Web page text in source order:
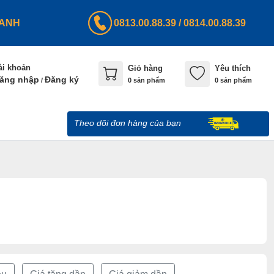
0813.00.88.39 /0814.00.88.39
khoản
nhập / Đăng ký
Giỏ hàng
0 sản phẩm
Yêu thích
0 sản phẩm
Theo dõi đơn hàng của bạn